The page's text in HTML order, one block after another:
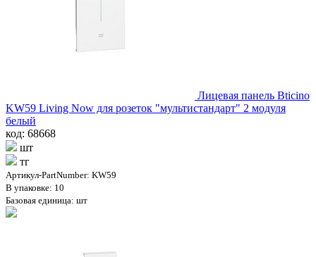
Лицевая панель Bticino
KW59 Living Now для розеток "мультистандарт" 2 модуля
белый
код: 68668
шт
тг
Артикул-PartNumber: KW59
В упаковке: 10
Базовая единица: шт